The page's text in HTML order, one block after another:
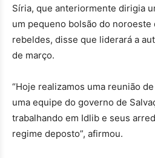
Síria, que anteriormente dirigia
um pequeno bolsão do
rebeldes, disse que liderará a
de março.
“Hoje realizamos uma reunião
uma equipe do governo de
trabalhando em Idlib e seus
regime deposto”, afirmou.